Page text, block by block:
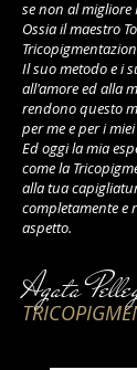
se non al migliore
Ossia il maestro
Il suo metodo e i
all'amore ed alla
rendono questo
per me e per i
Ed oggi la mia
come la
alla tua
completamente e
aspetto.
Agata